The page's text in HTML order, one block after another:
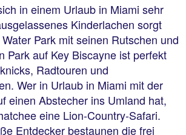
in einem Urlaub in Miami sehr
Kinderlachen sorgt
Park mit seinen Rutschen und
Park auf Key Biscayne ist perfekt
Radtouren und
Wer in Urlaub in Miami mit der
einen Abstecher ins Umland hat,
eine Lion-Country-Safari.
Entdecker bestaunen die frei